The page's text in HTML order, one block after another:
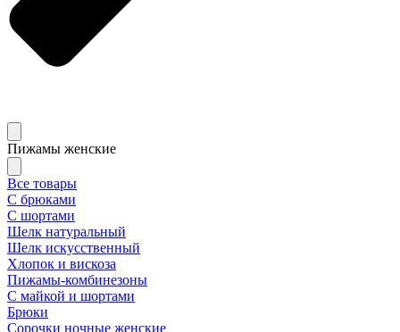
Пижамы женские
Все товары
С брюками
С шортами
Шелк натуральный
Шелк искусственный
Хлопок и вискоза
Пижамы-комбинезоны
С майкой и шортами
Брюки
Сорочки ночные женские